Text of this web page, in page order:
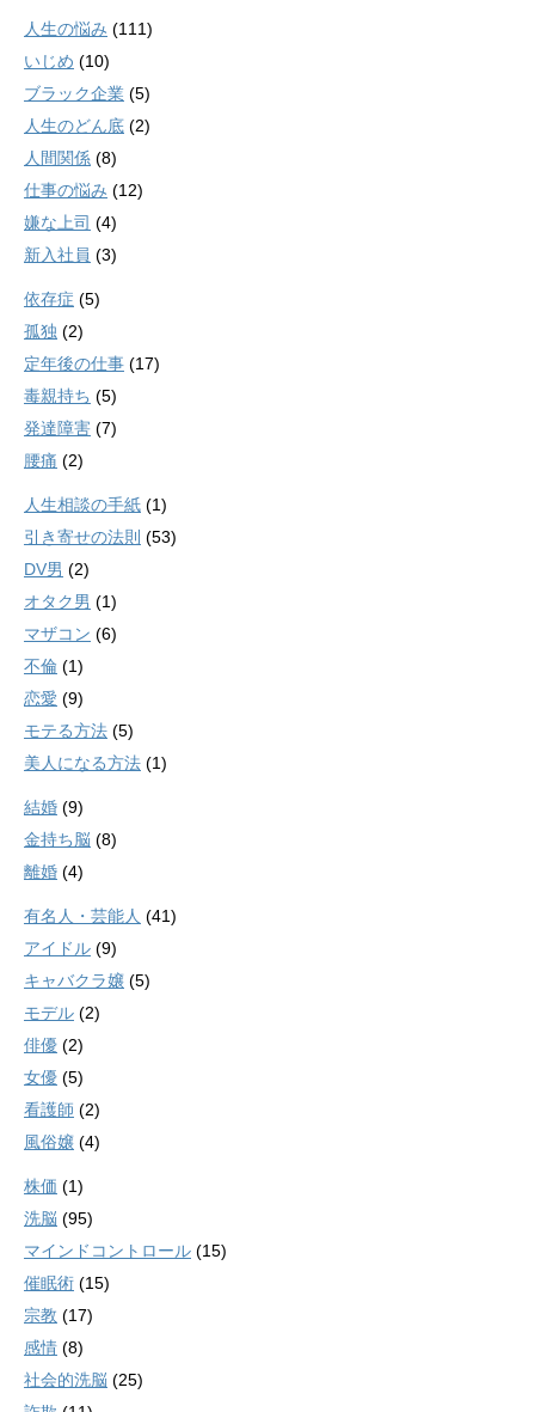
人生の悩み (111)
いじめ (10)
ブラック企業 (5)
人生のどん底 (2)
人間関係 (8)
仕事の悩み (12)
嫌な上司 (4)
新入社員 (3)
依存症 (5)
孤独 (2)
定年後の仕事 (17)
毒親持ち (5)
発達障害 (7)
腰痛 (2)
人生相談の手紙 (1)
引き寄せの法則 (53)
DV男 (2)
オタク男 (1)
マザコン (6)
不倫 (1)
恋愛 (9)
モテる方法 (5)
美人になる方法 (1)
結婚 (9)
金持ち脳 (8)
離婚 (4)
有名人・芸能人 (41)
アイドル (9)
キャバクラ嬢 (5)
モデル (2)
俳優 (2)
女優 (5)
看護師 (2)
風俗嬢 (4)
株価 (1)
洗脳 (95)
マインドコントロール (15)
催眠術 (15)
宗教 (17)
感情 (8)
社会的洗脳 (25)